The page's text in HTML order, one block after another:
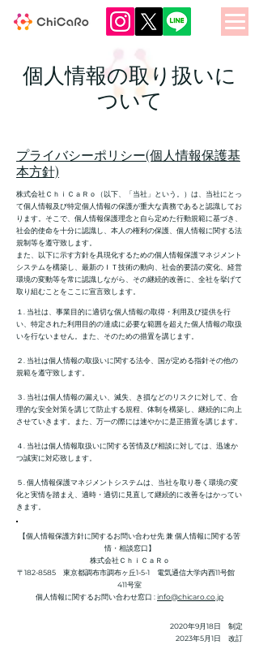
個人情報の取り扱いに
ついて
プライバシーポリシー(個人情報保護基
本方針)
株式会社ＣｈｉＣａＲｏ（以下、「当社」という。）は、当社にとっ
て個人情報及び特定個人情報の保護が重大な責務であると認識してお
ります。そこで、個人情報保護理念と自ら定めた行動規範に基づき、
社会的使命を十分に認識し、本人の権利の保護、個人情報に関する法
規制等を遵守致します。
また、以下に示す方針を具現化するための個人情報保護マネジメント
システムを構築し、最新のＩＴ技術の動向、社会的要請の変化、経営
環境の変動等を常に認識しながら、その継続的改善に、全社を挙げて
取り組むことをここに宣言致します。
１. 当社は、事業目的に適切な個人情報の取得・利用及び提供を行
い、特定された利用目的の達成に必要な範囲を超えた個人情報の取扱
いを行ないません。また、そのための措置を講じます。
２. 当社は個人情報の取扱いに関する法令、国が定める指針その他の
規範を遵守致します。
３. 当社は個人情報の漏えい、滅失、き損などのリスクに対して、合
理的な安全対策を講じて防止する規程、体制を構築し、継続的に向上
させていきます。また、万一の際には速やかに是正措置を講じます。
４. 当社は個人情報取扱いに関する苦情及び相談に対しては、迅速か
つ誠実に対応致します。
５. 個人情報保護マネジメントシステムは、当社を取り巻く環境の変
化と実情を踏まえ、適時・適切に見直して継続的に改善をはかってい
きます。
【個人情報保護方針に関するお問い合わせ先 兼 個人情報に関する苦
情・相談窓口】
株式会社ＣｈｉＣａＲｏ
〒182-8585 東京都調布市調布ヶ丘1-5-1 電気通信大学内西11号館
411号室
個人情報に関するお問い合わせ窓口 :info@chicaro.co.jp
2020年9月18日 制定
2023年5月1日 改訂